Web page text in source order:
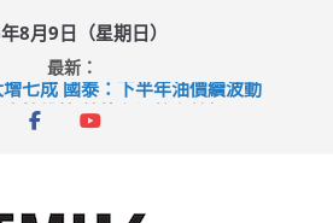
8月9日（星期日）
最新：
七成 國泰：下半年油價續波動
賽挫維拉 啟德主場館奪錦標